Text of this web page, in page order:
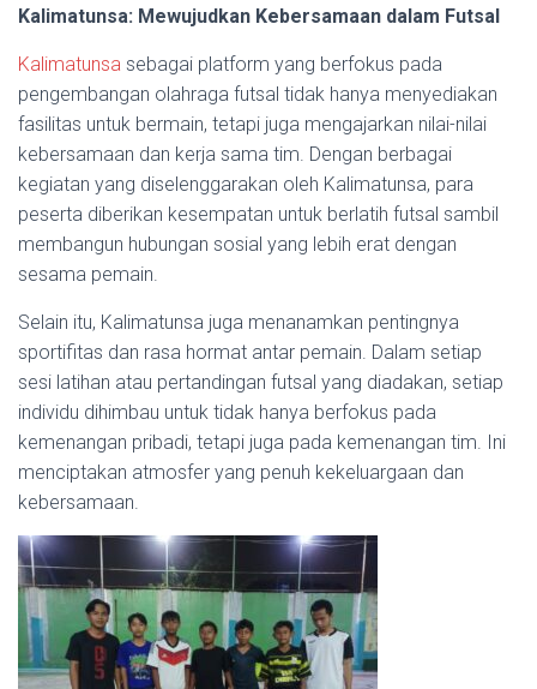
Kalimatunsa: Mewujudkan Kebersamaan dalam Futsal
Kalimatunsa sebagai platform yang berfokus pada
pengembangan olahraga futsal tidak hanya menyediakan
fasilitas untuk bermain, tetapi juga mengajarkan nilai-nilai
kebersamaan dan kerja sama tim. Dengan berbagai
kegiatan yang diselenggarakan oleh Kalimatunsa, para
peserta diberikan kesempatan untuk berlatih futsal sambil
membangun hubungan sosial yang lebih erat dengan
sesama pemain.
Selain itu, Kalimatunsa juga menanamkan pentingnya
sportifitas dan rasa hormat antar pemain. Dalam setiap
sesi latihan atau pertandingan futsal yang diadakan, setiap
individu dihimbau untuk tidak hanya berfokus pada
kemenangan pribadi, tetapi juga pada kemenangan tim. Ini
menciptakan atmosfer yang penuh kekeluargaan dan
kebersamaan.